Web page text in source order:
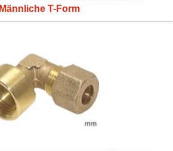
Männliche T-Form